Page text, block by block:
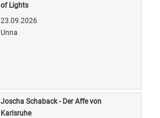
of Lights
23.09.2026
Unna
Joscha Schaback - Der Affe von
Karlsruhe